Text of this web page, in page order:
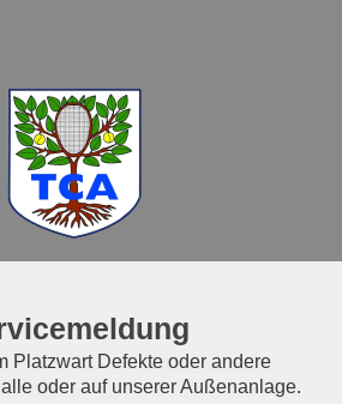
Platzwart Defekte oder andere
oder auf unserer Außenanlage.